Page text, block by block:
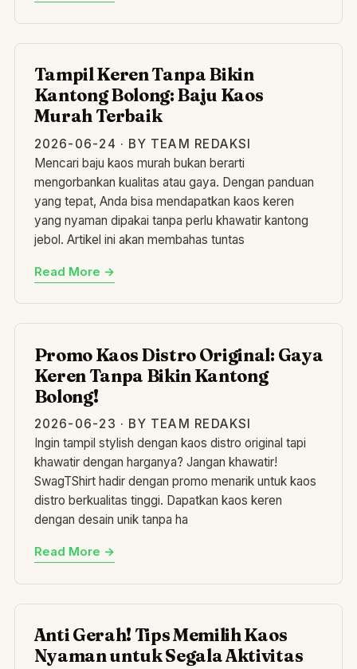
TA
Tampil Keren Tanpa Bikin
Kantong Bolong: Baju Kaos
Murah Terbaik
2026-06-24 · BY TEAM REDAKSI
Mencari baju kaos murah bukan berarti
mengorbankan kualitas atau gaya. Dengan panduan
yang tepat, Anda bisa mendapatkan kaos keren
yang nyaman dipakai tanpa perlu khawatir kantong
jebol. Artikel ini akan membahas tuntas
Read More →
PR
Promo Kaos Distro Original: Gaya
Keren Tanpa Bikin Kantong
Bolong!
2026-06-23 · BY TEAM REDAKSI
Ingin tampil stylish dengan kaos distro original tapi
khawatir dengan harganya? Jangan khawatir!
SwagTShirt hadir dengan promo menarik untuk kaos
distro berkualitas tinggi. Dapatkan kaos keren
dengan desain unik tanpa ha
Read More →
AN
Anti Gerah! Tips Memilih Kaos
Nyaman untuk Segala Aktivitas